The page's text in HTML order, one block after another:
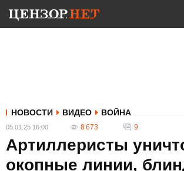
НОВОСТИ ВИДЕО ВОЙНА
05.01.25 16:00 8 673 9
Артиллеристы
окопные линии,